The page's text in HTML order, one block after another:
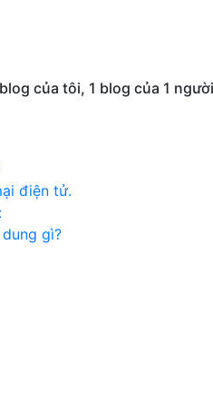
của tôi, 1 blog của 1
điện tử.
gì?